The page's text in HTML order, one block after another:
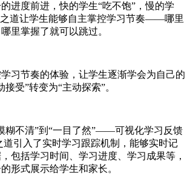
进度前进，快的学生“吃不饱”，慢的学
之道让学生能够自主掌控学习节奏——哪里
里掌握了就可以跳过。
习节奏的体验，让学生逐渐学会为自己的
受”转变为“主动探索”。
糊不清”到“一目了然”——可视化学习反馈
道引入了实时学习跟踪机制，能够实时记
包括学习时间、学习进度、学习成果等，
形式展示给学生和家长。